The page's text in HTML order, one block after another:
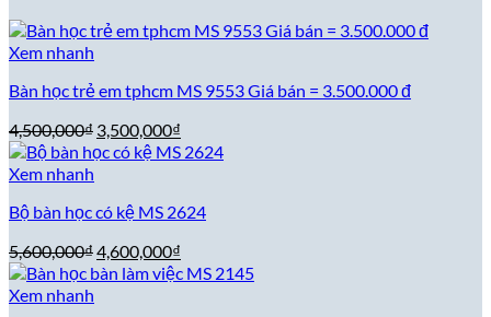
Xem nhanh
Bàn học trẻ em tphcm MS 9553 Giá bán = 3.500.000 đ
4,500,000₫ Giá
gốc
3,500,000₫
hiện
3,500,000₫.
Xem nhanh
Bộ bàn học có kệ MS 2624
5,600,000₫Giá
gốc
4,600,000₫
hiện
Xem nhanh